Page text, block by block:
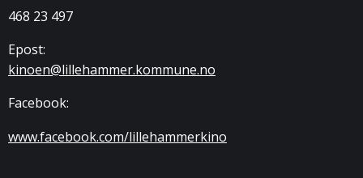
468 23 497
Epost:
kinoen@lillehammer.kommune.no
Facebook:
www.facebook.com/lillehammerkino